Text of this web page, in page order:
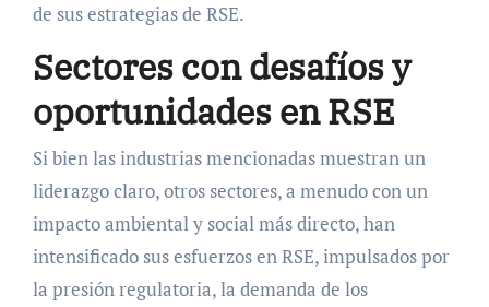
de sus estrategias de RSE.
Sectores con desafíos y
oportunidades en RSE
Si bien las industrias mencionadas muestran un
liderazgo claro, otros sectores, a menudo con un
impacto ambiental y social más directo, han
intensificado sus esfuerzos en RSE, impulsados por
la presión regulatoria, la demanda de los